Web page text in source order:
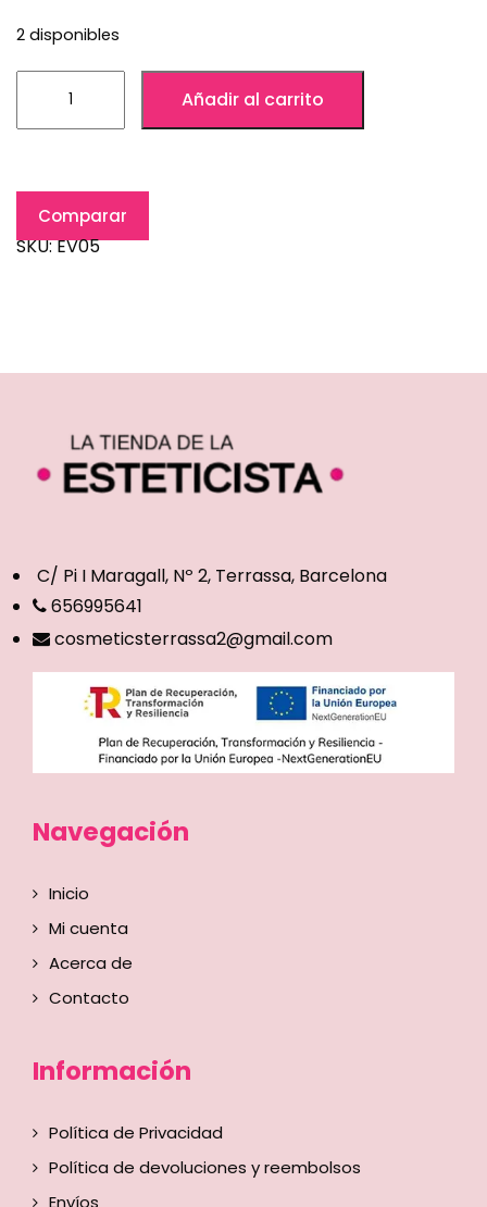
2 disponibles
Añadir al carrito
Comparar
SKU:EV05
C/ Pi I Maragall, Nº 2, Terrassa, Barcelona
656995641
cosmeticsterrassa2@gmail.com
Navegación
Inicio
Mi cuenta
Acerca de
Contacto
Información
Política de Privacidad
Política de devoluciones y reembolsos